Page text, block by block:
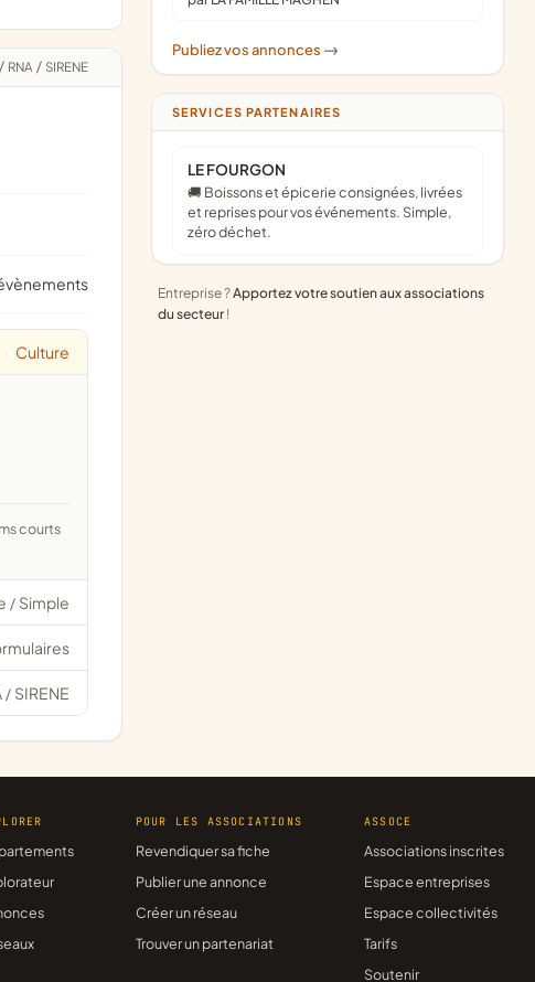
/ RNA / SIRENE
Culture
/ Simple
/ SIRENE
Publiez vos annonces ->
SERVICES PARTENAIRES
LE FOURGON
🚚 Boissons et épicerie consignées, livrées
et reprises pour vos événements. Simple,
zéro déchet.
Entreprise ?Apportez votre soutien aux associations
du secteur !
POUR LES ASSOCIATIONS
Revendiquer sa fiche
Publier une annonce
Créer un réseau
Trouver un partenariat
ASSOCE
Associations inscrites
Espace entreprises
Espace collectivités
Tarifs
Soutenir